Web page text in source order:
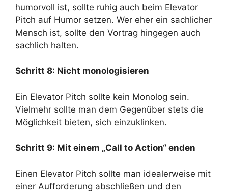
humorvoll ist, sollte ruhig auch beim Elevator
Pitch auf Humor setzen. Wer eher ein sachlicher
Mensch ist, sollte den Vortrag hingegen auch
sachlich halten.
Schritt 8: Nicht monologisieren
Ein Elevator Pitch sollte kein Monolog sein.
Vielmehr sollte man dem Gegenüber stets die
Möglichkeit bieten, sich einzuklinken.
Schritt 9: Mit einem „Call to Action“ enden
Einen Elevator Pitch sollte man idealerweise mit
einer Aufforderung abschließen und den